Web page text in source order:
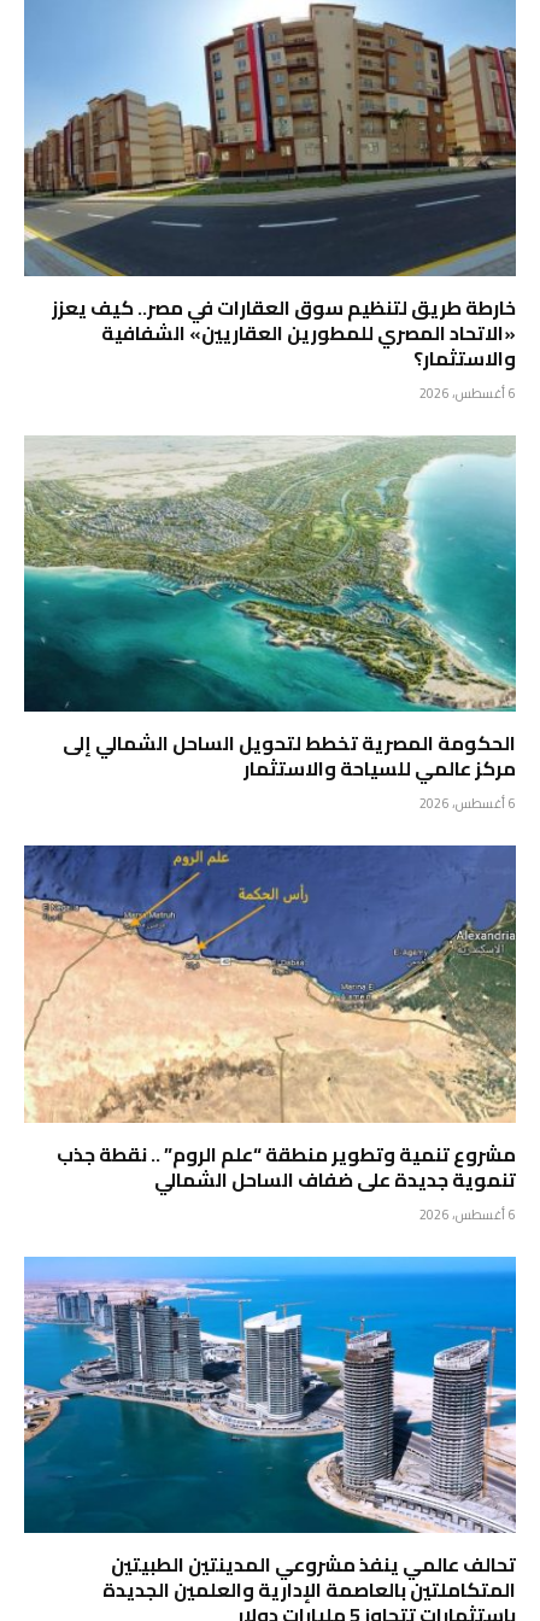
خارطة طريق لتنظيم سوق العقارات في مصر.. كيف يعزز
«الاتحاد المصري للمطورين العقاريين» الشفافية
والاستثمار؟
6 أغسطس، 2026
الحكومة المصرية تخطط لتحويل الساحل الشمالي إلى
مركز عالمي للسياحة والاستثمار
6 أغسطس، 2026
مشروع تنمية وتطوير منطقة “علم الروم” .. نقطة جذب
تنموية جديدة على ضفاف الساحل الشمالي
6 أغسطس، 2026
تحالف عالمي ينفذ مشروعي المدينتين الطبيتين
المتكاملتين بالعاصمة الإدارية والعلمين الجديدة